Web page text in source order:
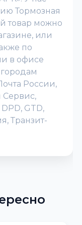
Тормозная
товар можно
или
по
в офисе
России,
GTD,
Транзит-